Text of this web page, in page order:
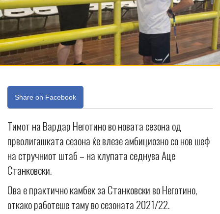
Share on Facebook
Тимот на Вардар Неготино во новата сезона од
прволигашката сезона ќе влезе амбициозно со нов шеф
на стручниот штаб – на клупата седнува Аце
Станковски.
Ова е практично камбек за Станковски во Неготино,
откако работеше таму во сезоната 2021/22.